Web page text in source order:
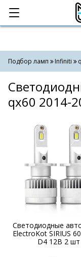
Категории
Подбор ламп Infiniti
qx60 2014-
Светодиодные
ElectroKot SIRIUS
D4 12В 2 шт